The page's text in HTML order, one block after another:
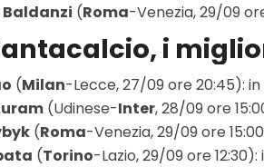
(Roma-Venezia, 29/09
i
(Milan-Lecce, 27/09 ore 20:45):
(Udinese-Inter, 28/09 ore
(Roma-Venezia, 29/09 ore
(Torino-Lazio, 29/09 ore